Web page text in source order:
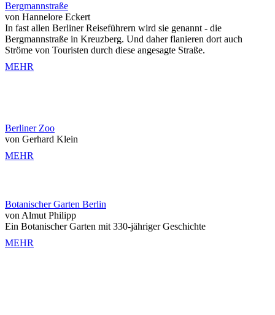
Bergmannstraße
von Hannelore Eckert
In fast allen Berliner Reiseführern wird sie genannt - die
Bergmannstraße in Kreuzberg. Und daher flanieren dort auch
Ströme von Touristen durch diese angesagte Straße.
MEHR
Berliner Zoo
von Gerhard Klein
MEHR
Botanischer Garten Berlin
von Almut Philipp
Ein Botanischer Garten mit 330-jähriger Geschichte
MEHR